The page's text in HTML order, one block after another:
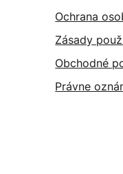
Ochrana
Zásady
Obchodné
Právne